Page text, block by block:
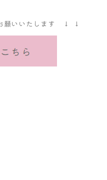
願いいたします ↓ ↓